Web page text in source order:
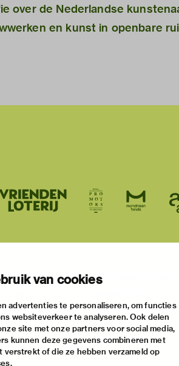
van cookies
advertenties te personaliseren, om functies
websiteverkeer te analyseren. Ook delen
site met onze partners voor social media,
kunnen deze gegevens combineren met
verstrekt of die ze hebben verzameld op
over de Nederlandse
en kunst in openbare
2 eindhovententoonstellingen
praktische